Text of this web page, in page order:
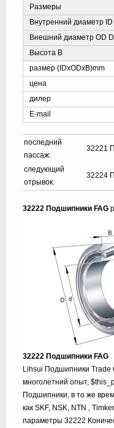
Размеры
Внутренний диаметр ID
Внешний диаметр OD D
Высота B
размер (IDxODxB)mm
цена
дилер
E-mail
последний
пассаж:
32221
следующий
отрывок:
32224
32222 Подшипники FAG
32222 Подшипники FAG
Lihsui Подшипники Trade
многолетний опыт,
Подшипники, в то же
как SKF, NSK, NTN ,
параметры 32222